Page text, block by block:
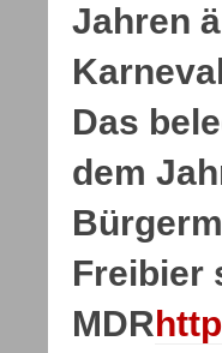
Jahren
Das
dem
Freibier
MDR